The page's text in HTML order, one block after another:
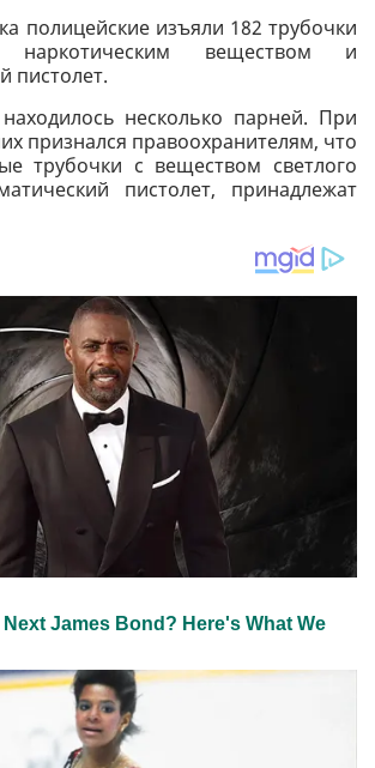
полицейские изъяли 182 трубочки
веществом и
пистолет.
несколько парней. При
признался правоохранителям, что
трубочки с веществом светлого
пистолет, принадлежат